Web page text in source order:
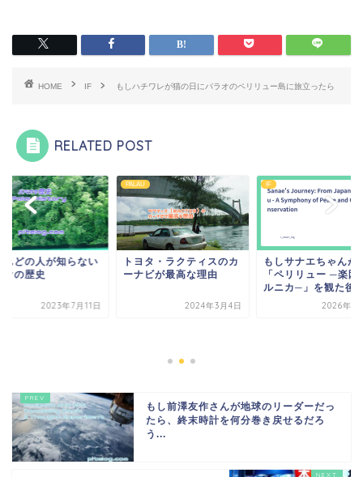
HOME IF もしハチワレが猫の日にパラオのペリリュー島に旅立ったら
RELATED POST
タ・ラクティスのカ
ビが最高な理由
2024年3月4日
IF
もしサナエちゃんが映画
「ペリリュー ─楽園のゲ
2026年1月17日
PALAU
もし前澤友作さんが地球のリーダーだっ
たら、終末時計を何分巻き戻せるだろ
う...